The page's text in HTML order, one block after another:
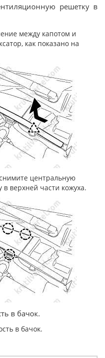
решетку в
между капотом и
как показано на
центральную
верхней части кожуха.
в бачок.
в бачок.